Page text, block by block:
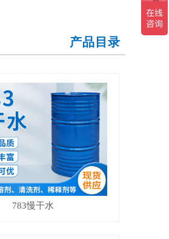
产品目录
783慢干水